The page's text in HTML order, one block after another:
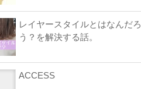
レイヤースタイルとはなんだろ
う？を解決する話。
ACCESS